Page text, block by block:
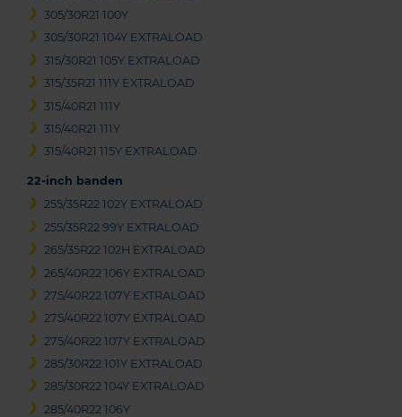
305/30R21 100Y
305/30R21 104Y EXTRALOAD
315/30R21 105Y EXTRALOAD
315/35R21 111Y EXTRALOAD
315/40R21 111Y
315/40R21 111Y
315/40R21 115Y EXTRALOAD
22-inch banden
255/35R22 102Y EXTRALOAD
255/35R22 99Y EXTRALOAD
265/35R22 102H EXTRALOAD
265/40R22 106Y EXTRALOAD
275/40R22 107Y EXTRALOAD
275/40R22 107Y EXTRALOAD
275/40R22 107Y EXTRALOAD
285/30R22 101Y EXTRALOAD
285/30R22 104Y EXTRALOAD
285/40R22 106Y